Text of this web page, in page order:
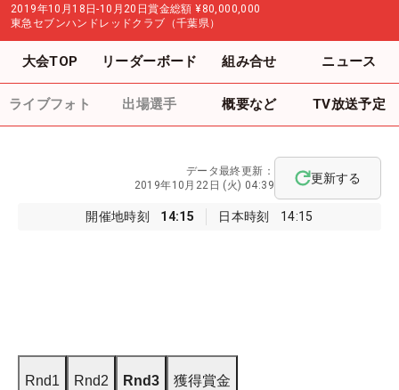
2019年10月18日-10月20日賞金総額 ¥80,000,000
東急セブンハンドレッドクラブ（千葉県）
大会TOP リーダーボード 組み合せ ニュース
ライブフォト 出場選手 概要など TV放送予定
開催地時刻 14:15 日本時刻 14:15
データ最終更新：
2019年10月22日 (火) 04:39
更新する
Rnd1 Rnd2 Rnd3 獲得賞金